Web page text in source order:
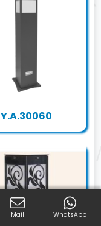
Y.A.30060
Mail WhatsApp